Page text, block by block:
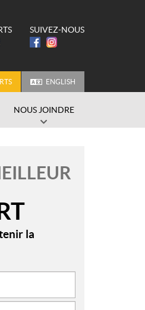
SUIVEZ-NOUS
ENGLISH
NOUS JOINDRE
la